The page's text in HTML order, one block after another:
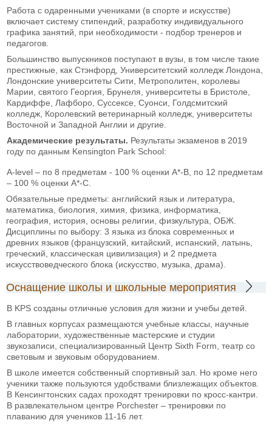
Работа с одаренными учениками (в спорте и искусстве)
включает систему стипендий, разработку индивидуального
графика занятий, при необходимости - подбор тренеров и
педагогов.
Большинство выпускников поступают в вузы, в том числе такие
престижные, как Стэнфорд, Университетский колледж Лондона,
Лондонские университеты Сити, Метрополитен, королевы
Марии, святого Георгия, Брунеля, университеты в Бристоле,
Кардиффе, Лафборо, Суссексе, Суонси, Голдсмитский
колледж, Королевский ветеринарный колледж, университеты
Восточной и Западной Англии и другие.
Академические результаты. Результаты экзаменов в 2019
году по данным Kensington Park School:
A-level – по 8 предметам - 100 % оценки А*-В, по 12 предметам
– 100 % оценки А*-С.
Обязательные предметы: английский язык и литература,
математика, биология, химия, физика, информатика,
география, история, основы религии, физкультура, ОБЖ.
Дисциплины по выбору: 3 языка из блока современных и
древних языков (французский, китайский, испанский, латынь,
греческий, классическая цивилизация) и 2 предмета
искусствоведческого блока (искусство, музыка, драма).
Оснащение школы и школьные мероприятия
В KPS созданы отличные условия для жизни и учебы детей.
В главных корпусах размещаются учебные классы, научные
лаборатории, художественные мастерские и студии
звукозаписи, специализированный Центр Sixth Form, театр со
световым и звуковым оборудованием.
В школе имеется собственный спортивный зал. Но кроме него
ученики также пользуются удобствами близлежащих объектов.
В Кенсингтонских садах проходят тренировки по кросс-кантри.
В развлекательном центре Porchester – тренировки по
плаванию для учеников 11-16 лет.